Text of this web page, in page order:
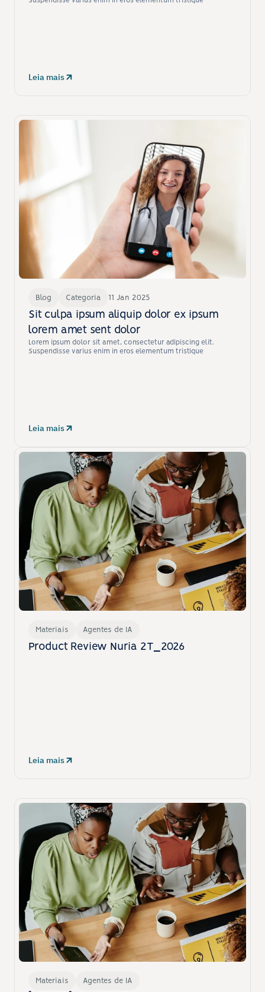
Leia mais
Blog Categoria 11 Jan 2025
Sit culpa ipsum aliquip dolor ex ipsum
lorem amet sent dolor
Lorem ipsum dolor sit amet, consectetur adipiscing elit.
Suspendisse varius enim in eros elementum tristique
Leia mais
Materiais Agentes de IA
Product Review Nuria 2T_2026
Leia mais
Materiais Agentes de IA